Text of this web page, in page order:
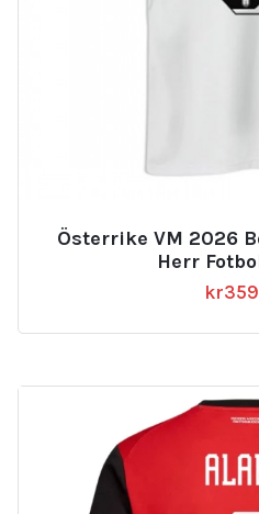
Österrike VM 2026
Herr
kr